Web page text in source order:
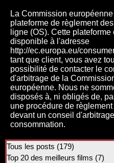
La Commission
plateforme de règlement
ligne (OS). Cette plateforme
disponible à l'adresse
http://ec.europa.eu/
tant que client, vous avez
possibilité de contacter le
d'arbitrage de la
européenne. Nous ne
disposés à, ni obligés de,
une procédure de
devant un conseil
consommation.
Tous les posts (179)
Top 20 des meilleurs films (7)